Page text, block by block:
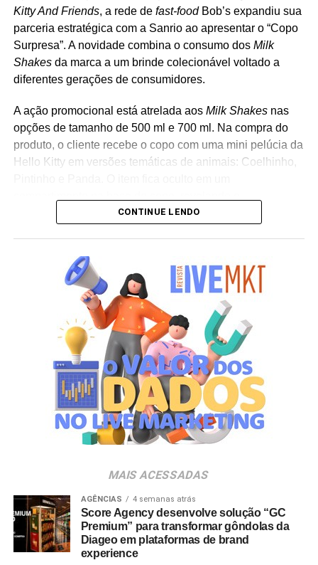
Kitty And Friends, a rede de fast-foodBob’s expandiu sua
parceria estratégica com a Sanrio ao apresentar o “Copo
Surpresa”. A novidade combina o consumo dos Milk
Shakesda marca a um brinde colecionável voltado a
diferentes gerações de consumidores.
A ação promocional está atrelada aos Milk Shakesnas
opções de tamanho de 500 ml e 700 ml. Na compra do
produto, o cliente recebe o copo com uma mini pelúcia da
Hello Kitty em versões temáticas de animais: Coelhinho,
personagem surpresa apenas no momento da abertura
criação de experiências afetivas para diferentes
gerações. Com o Copo Surpresa, queremos trazer um
novo momento de interação com a marca, adicionando
um elemento de surpresa que torna cada visita ao Bob’s
ainda mais divertida”, aponta Renata Brigatti Lange,
diretora de marketing do Bob’s.
A campanha possui abrangência nacional e estará
disponível por tempo limitado em todos os restaurantes
da rede até 31 de agosto de 2026, ou enquanto durarem
os estoques nas unidades.
CONTINUE LENDO
MAIS ACESSADAS
AGÊNCIAS 4 semanas atrás
Score Agency desenvolve solução “GC
Premium” para transformar gôndolas da
Diageo em plataformas de brand
experience